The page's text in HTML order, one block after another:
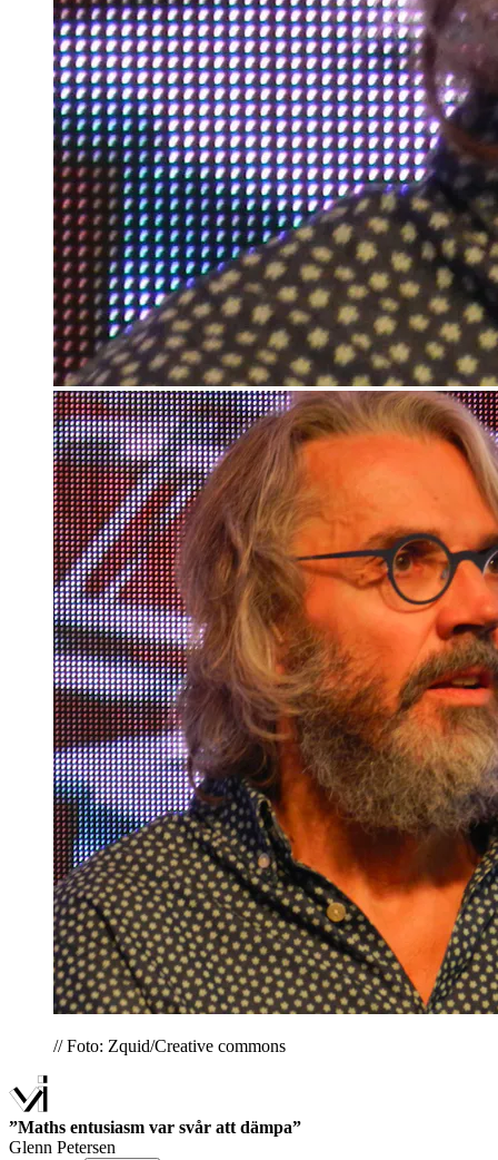
// Foto: Zquid/Creative commons
”Maths entusiasm var svår att dämpa”
Glenn Petersen